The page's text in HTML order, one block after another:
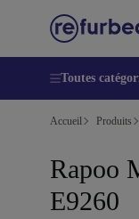
Toutes
Accueil Produits
Rapoo
E9260